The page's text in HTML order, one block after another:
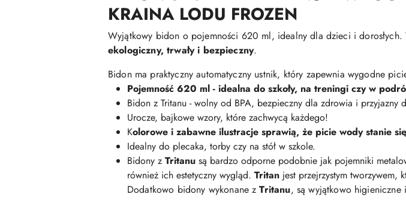
KRAINA LODU FROZEN
Wyjątkowy bidon o pojemności 620 ml, idealny dla dzieci i dorosłych.
ekologiczny, trwały i bezpieczny.
Bidon ma praktyczny automatyczny ustnik, który zapewnia wygodne
Pojemność 620 ml - idealna do szkoły, na treningi czy w
Bidon z Tritanu - wolny od BPA, bezpieczny dla zdrowia i przyjazny
Urocze, bajkowe wzory, które zachwycą każdego!
Kolorowe i zabawne ilustracje sprawią, że picie wody stanie
Idealny do plecaka, torby czy na stół w szkole.
Bidony z Tritanu są bardzo odporne podobnie jak pojemniki
również ich estetyczny wygląd. Tritan jest przejrzystym tworzywem,
Dodatkowo bidony wykonane zTritanu, są wyjątkowo higieniczne